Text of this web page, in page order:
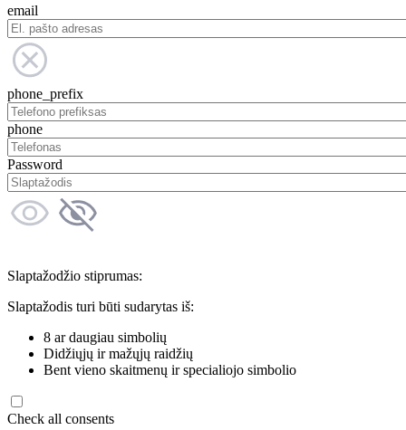
email
phone_prefix
phone
Password
Slaptažodžio stiprumas:
Slaptažodis turi būti sudarytas iš:
8 ar daugiau simbolių
Didžiųjų ir mažųjų raidžių
Bent vieno skaitmenų ir specialiojo simbolio
Check all consents